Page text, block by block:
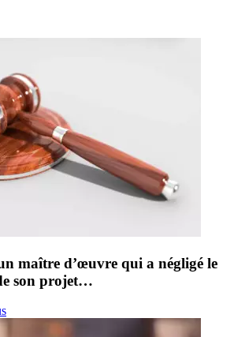
maître d’œuvre qui a négligé le
son projet…